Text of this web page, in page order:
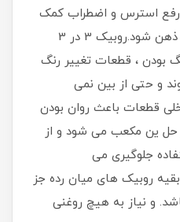
رفع استرس و اضطراب کمک
کند و باعث آرامش و خلوص ذهن شود.روبیک 3 در 3
بودن ، قطعات تغییر رنگ
و حتی از بین نمی
قطعات باعث روان بودن
حل ین مکعب می شود و از
جلوگیری می
روبیک های میان رده جز
های 3در 3 می باشد. و نیاز به هیچ روغنی